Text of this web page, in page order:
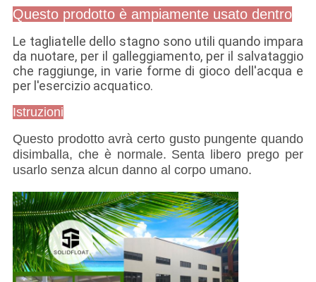
Questo prodotto è ampiamente usato dentro
Le tagliatelle dello stagno sono utili quando impara
da nuotare, per il galleggiamento, per il salvataggio
che raggiunge, in varie forme di gioco dell'acqua e
per l'esercizio acquatico.
Istruzioni
Questo prodotto avrà certo gusto pungente quando
disimballa, che è normale. Senta libero prego per
usarlo senza alcun danno al corpo umano.